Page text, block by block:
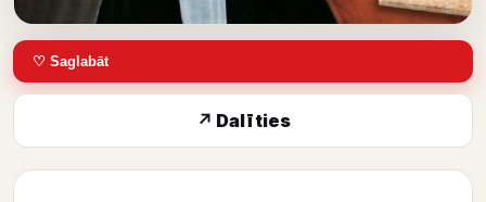
♡ Saglabāt
↗ Dalīties